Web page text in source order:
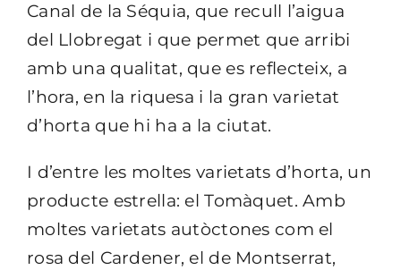
Canal de la Séquia, que recull l’aigua
del Llobregat i que permet que arribi
amb una qualitat, que es reflecteix, a
l’hora, en la riquesa i la gran varietat
d’horta que hi ha a la ciutat.
I d’entre les moltes varietats d’horta, un
producte estrella: el Tomàquet. Amb
moltes varietats autòctones com el
rosa del Cardener, el de Montserrat,